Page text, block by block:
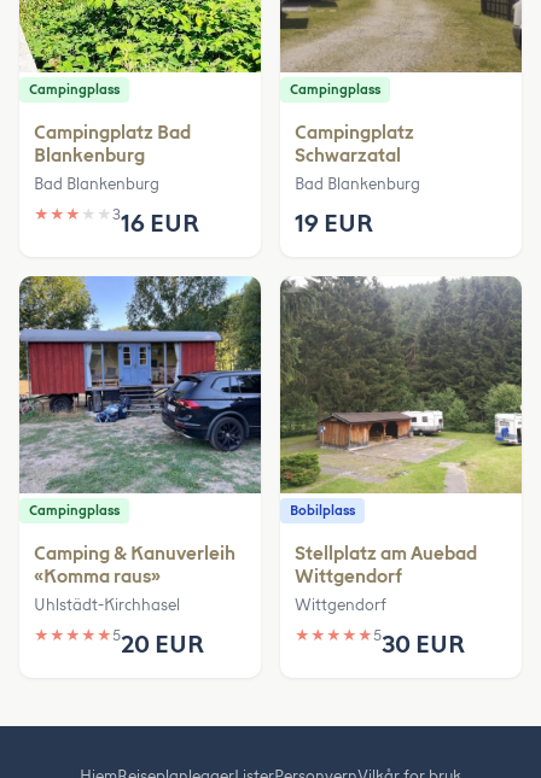
Campingplass
Campingplatz Bad
Blankenburg
Bad Blankenburg
★ ★ ★ ★ ★ 316 EUR
Campingplass
Campingplatz
Schwarzatal
Bad Blankenburg
19 EUR
Campingplass
Camping & Kanuverleih
«Komma raus»
Uhlstädt-Kirchhasel
★ ★ ★ ★ ★520 EUR
Bobilplass
Stellplatz am Auebad
Wittgendorf
Wittgendorf
★ ★ ★ ★ ★530 EUR